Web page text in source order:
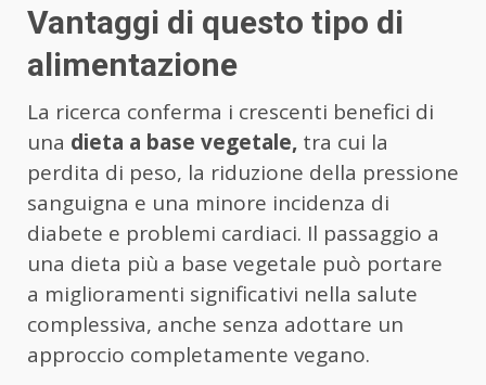
Vantaggi di questo tipo di
alimentazione
La ricerca conferma i crescenti benefici di
una dieta a base vegetale, tra cui la
perdita di peso, la riduzione della pressione
sanguigna e una minore incidenza di
diabete e problemi cardiaci. Il passaggio a
una dieta più a base vegetale può portare
a miglioramenti significativi nella salute
complessiva, anche senza adottare un
approccio completamente vegano.